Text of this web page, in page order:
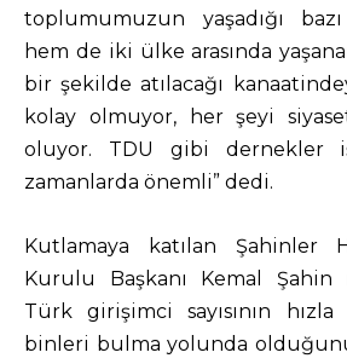
toplumumuzun yaşadığı bazı
hem de iki ülke arasında
bir şekilde atılacağı
kolay olmuyor, her şeyi
oluyor. TDU gibi
zamanlarda önemli” dedi.
Kutlamaya katılan Şahinler
Kurulu Başkanı Kemal Şahin
Türk girişimci sayısının
binleri bulma yolunda